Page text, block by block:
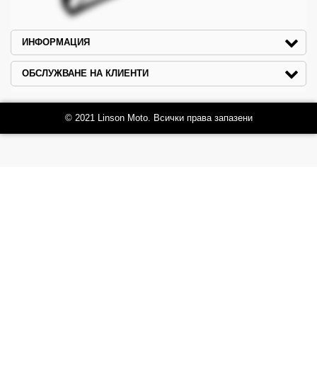
ИНФОРМАЦИЯ
ОБСЛУЖВАНЕ НА КЛИЕНТИ
© 2021 Linson Moto. Всички права запазени